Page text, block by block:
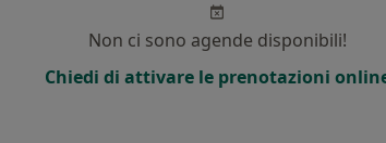
Non ci sono agende disponibili!
Chiedi di attivare le prenotazioni